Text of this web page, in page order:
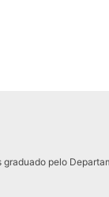
pelo